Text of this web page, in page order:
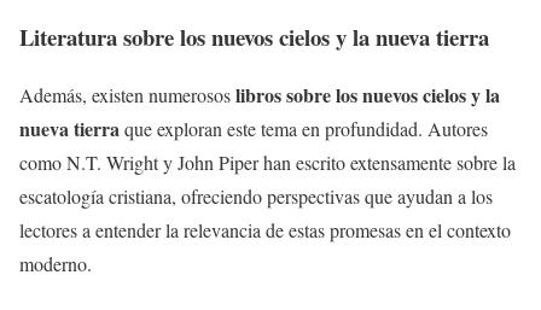
Literatura sobre losnuevos cielos y la nueva tierra
Además, existen numerososlibros sobre los nuevos cielos y la
nueva tierraque exploran este tema en profundidad. Autores
como N.T. Wright y John Piper han escrito extensamente sobre la
escatología cristiana, ofreciendo perspectivas que ayudan a los
lectores a entender la relevancia de estas promesas en el contexto
moderno.